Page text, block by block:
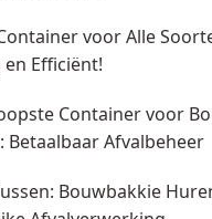
voor Alle
Efficiënt!
Container voor
Betaalbaar Afvalbeheer
Bouwbakkie